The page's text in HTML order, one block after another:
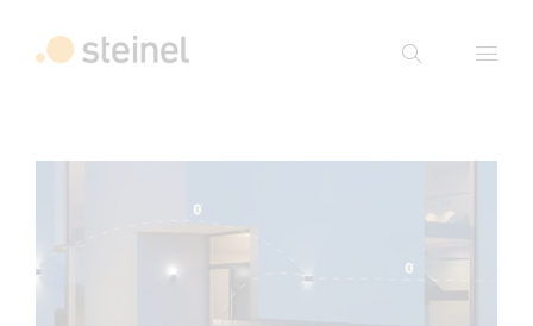
Suche
Suchbegriff eingeben